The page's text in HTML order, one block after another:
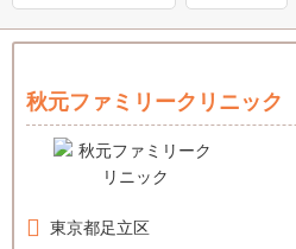
秋元ファミリークリニック
東京都足立区